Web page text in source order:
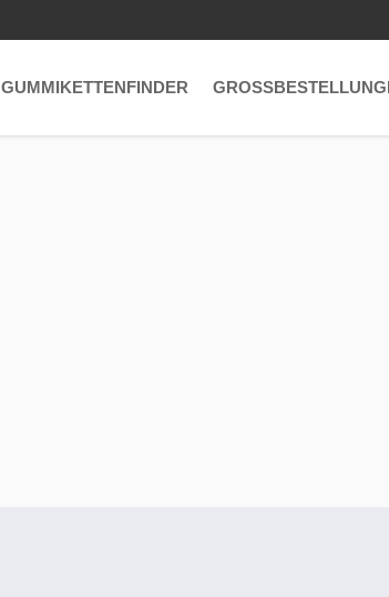
GUMMIKETTENFINDER